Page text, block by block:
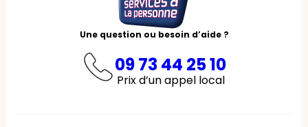
Une question ou besoin d’aide ?
09 73 44 25 10
Prix d’un appel local